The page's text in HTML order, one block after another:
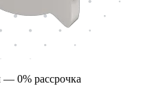
— 0% рассрочка